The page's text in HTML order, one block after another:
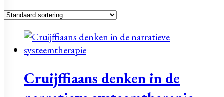
Cruijffiaans denken in de